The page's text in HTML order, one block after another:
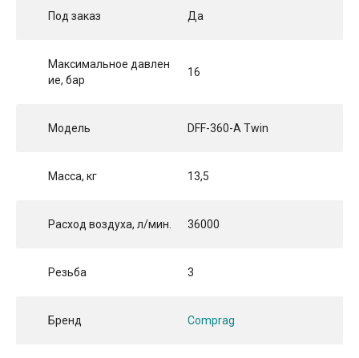
Под заказ Да
Максимальное давлен
ие, бар
16
Модель DFF-360-A Twin
Масса, кг 13,5
Расход воздуха, л/мин. 36000
Резьба 3
Бренд Comprag